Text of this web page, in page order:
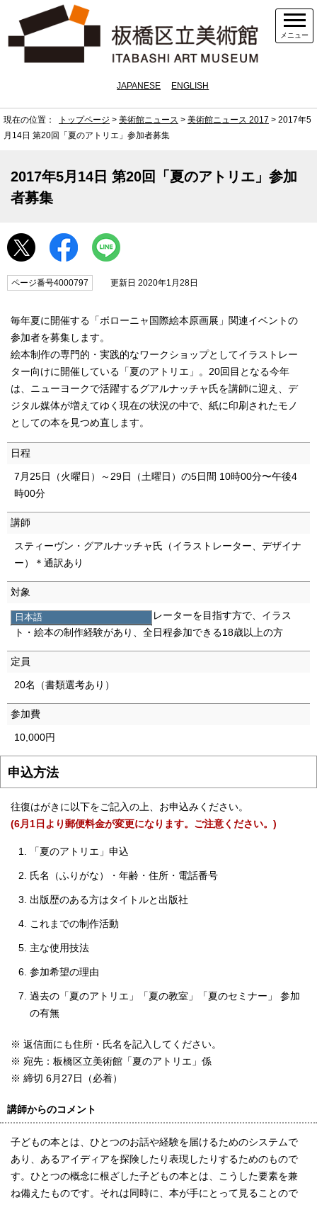
メニュー
JAPANESE ENGLISH
日本語
日本語
한국어
繁體中文
現在の位置： トップページ > 美術館ニュース > 美術館ニュース 2017 > 2017年5
月14日 第20回「夏のアトリエ」参加者募集
2017年5月14日 第20回「夏のアトリエ」参加
者募集
ページ番号4000797 更新日 2020年1月28日
毎年夏に開催する「ボローニャ国際絵本原画展」関連イベントの
参加者を募集します。
絵本制作の専門的・実践的なワークショップとしてイラストレー
ター向けに開催している「夏のアトリエ」。20回目となる今年
は、ニューヨークで活躍するグアルナッチャ氏を講師に迎え、デ
ジタル媒体が増えてゆく現在の状況の中で、紙に印刷されたモノ
としての本を見つめ直します。
日程
7月25日（火曜日）～29日（土曜日）の5日間 10時00分〜午後4
時00分
講師
スティーヴン・グアルナッチャ氏（イラストレーター、デザイナ
ー）＊通訳あり
対象
イラストレーター又はイラストレーターを目指す方で、イラス
ト・絵本の制作経験があり、全日程参加できる18歳以上の方
定員
20名（書類選考あり）
参加費
10,000円
申込方法
往復はがきに以下をご記入の上、お申込みください。
(6月1日より郵便料金が変更になります。ご注意ください。)
「夏のアトリエ」申込
氏名（ふりがな）・年齢・住所・電話番号
出版歴のある方はタイトルと出版社
これまでの制作活動
主な使用技法
参加希望の理由
過去の「夏のアトリエ」「夏の教室」「夏のセミナー」 参加
の有無
※ 返信面にも住所・氏名を記入してください。
※ 宛先：板橋区立美術館「夏のアトリエ」係
※ 締切 6月27日（必着）
講師からのコメント
子どもの本とは、ひとつのお話や経験を届けるためのシステムで
あり、あるアイディアを探険したり表現したりするためのもので
す。ひとつの概念に根ざした子どもの本とは、こうした要素を兼
ね備えたものです。それは同時に、本が手にとって見ることので